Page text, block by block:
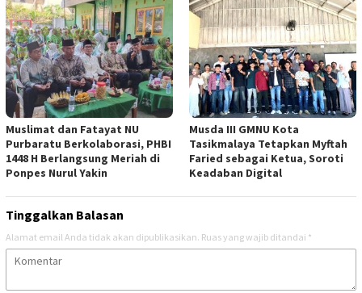
Muslimat dan Fatayat NU
Purbaratu Berkolaborasi, PHBI
1448 H Berlangsung Meriah di
Ponpes Nurul Yakin
Musda III GMNU Kota
Tasikmalaya Tetapkan Myftah
Faried sebagai Ketua, Soroti
Keadaban Digital
Tinggalkan Balasan
Alamat email Anda tidak akan dipublikasikan. Ruas yang wajib ditandai *